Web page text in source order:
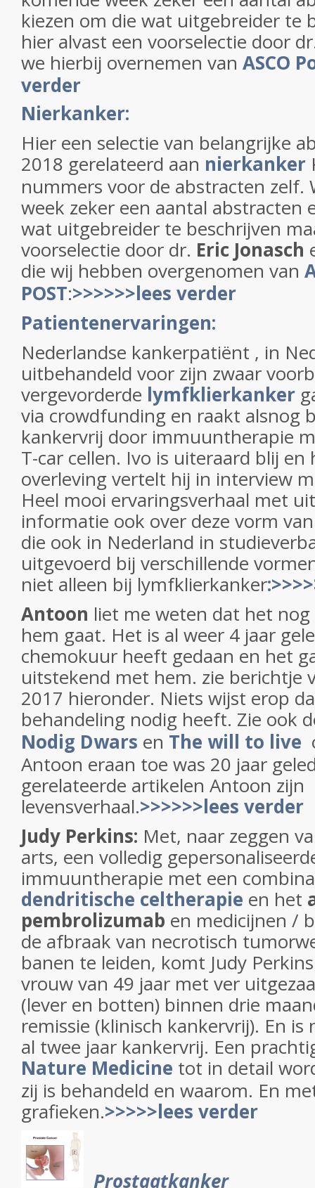
kiezen om die wat uitgebreider te
hier alvast een voorselectie door
we hierbij overnemen van ASCO
verder
Nierkanker:
Hier een selectie van belangrijke
2018 gerelateerd aan nierkanker
nummers voor de abstracten zelf.
week zeker een aantal abstracten
wat uitgebreider te beschrijven
voorselectie door dr. Eric Jonasch
die wij hebben overgenomen van
POST:>>>>>>lees verder
Patientenervaringen:
Nederlandse kankerpatiënt , in
uitbehandeld voor zijn zwaar
vergevorderde lymfklierkanker
via crowdfunding en raakt alsnog
kankervrij door immuuntherapie
T-car cellen. Ivo is uiteraard blij
overleving vertelt hij in interview
Heel mooi ervaringsverhaal met
informatie ook over deze vorm
die ook in Nederland in
uitgevoerd bij verschillende
niet alleen bij lymfklierkanker
Antoon liet me weten dat het
hem gaat. Het is al weer 4 jaar
chemokuur heeft gedaan en het
uitstekend met hem. zie berichtje
2017 hieronder. Niets wijst erop
behandeling nodig heeft. Zie ook
Nodig Dwars en The will to live
Antoon eraan toe was 20 jaar
gerelateerde artikelen Antoon zijn
levensverhaal.>>>>>>lees verder
Judy Perkins: Met, naar zeggen
arts, een volledig
immuuntherapie met een
dendritische celtherapie en het
pembrolizumab en medicijnen /
de afbraak van necrotisch
banen te leiden, komt Judy
vrouw van 49 jaar met ver
(lever en botten) binnen drie
remissie (klinisch kankervrij). En
al twee jaar kankervrij. Een
Nature Medicine tot in detail
zij is behandeld en waarom. En
grafieken.>>>>>lees verder
Prostaatkanker